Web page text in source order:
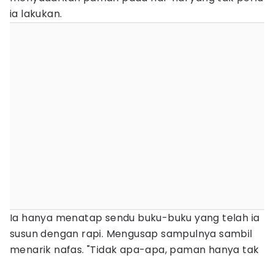
ia lakukan.
Ia hanya menatap sendu buku-buku yang telah ia
susun dengan rapi. Mengusap sampulnya sambil
menarik nafas. "Tidak apa-apa, paman hanya tak